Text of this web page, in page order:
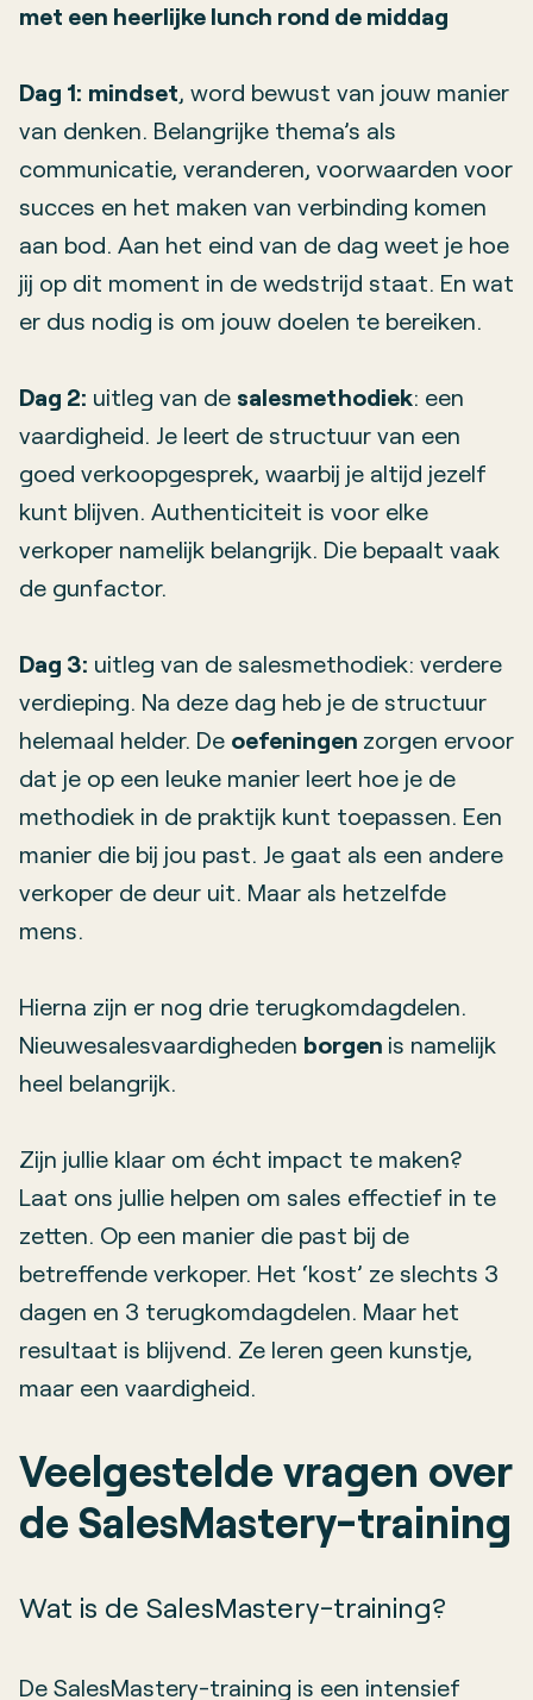
met een heerlijke lunch rond de middag
Dag 1: mindset, word bewust van jouw manier
van denken. Belangrijke thema’s als
communicatie, veranderen, voorwaarden voor
succes en het maken van verbinding komen
aan bod. Aan het eind van de dag weet je hoe
jij op dit moment in de wedstrijd staat. En wat
er dus nodig is om jouw doelen te bereiken.
Dag 2: uitleg van de salesmethodiek: een
vaardigheid. Je leert de structuur van een
goed verkoopgesprek, waarbij je altijd jezelf
kunt blijven. Authenticiteit is voor elke
verkoper namelijk belangrijk. Die bepaalt vaak
de gunfactor.
Dag 3: uitleg van de salesmethodiek: verdere
verdieping. Na deze dag heb je de structuur
helemaal helder. De oefeningen zorgen ervoor
dat je op een leuke manier leert hoe je de
methodiek in de praktijk kunt toepassen. Een
manier die bij jou past. Je gaat als een andere
verkoper de deur uit. Maar als hetzelfde
mens.
Hierna zijn er nog drie terugkomdagdelen.
Nieuwesalesvaardigheden borgen is namelijk
heel belangrijk.
Zijn jullie klaar om écht impact te maken?
Laat ons jullie helpen om sales effectief in te
zetten. Op een manier die past bij de
betreffende verkoper. Het ‘kost’ ze slechts 3
dagen en 3 terugkomdagdelen. Maar het
resultaat is blijvend. Ze leren geen kunstje,
maar een vaardigheid.
Veelgestelde vragen over
de SalesMastery-training
Wat is de SalesMastery-training?
De SalesMastery-training is een intensief